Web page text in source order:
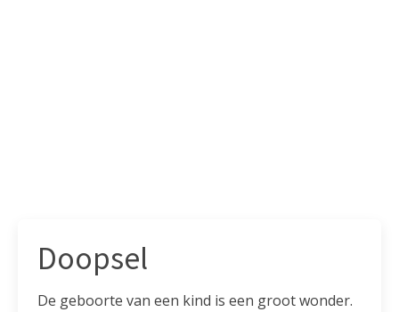
Doopsel
De geboorte van een kind is een groot wonder.